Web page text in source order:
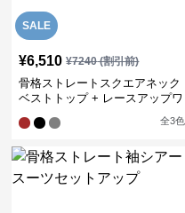
SALE
¥6,510 ¥7240(割引前)
骨格ストレートスクエアネック
ベストトップ + レースアップワ
イドレッグパンツセットアップ
全3色